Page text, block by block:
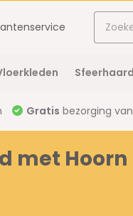
Gratis bezorging
met